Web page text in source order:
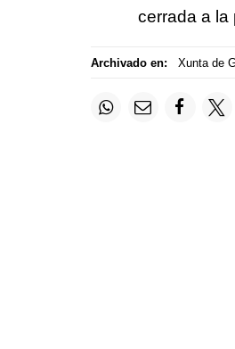
cerrada a la
Archivado en: Xunta de